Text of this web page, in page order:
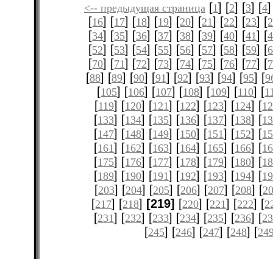
<-- предыдущая страница [1] [2] [3] [4
[16] [17] [18] [19] [20] [21] [22] [23] [
[34] [35] [36] [37] [38] [39] [40] [41] [
[52] [53] [54] [55] [56] [57] [58] [59] [
[70] [71] [72] [73] [74] [75] [76] [77] [
[88] [89] [90] [91] [92] [93] [94] [95] [
[105] [106] [107] [108] [109] [110] [
[119] [120] [121] [122] [123] [124] [
[133] [134] [135] [136] [137] [138] [
[147] [148] [149] [150] [151] [152] [
[161] [162] [163] [164] [165] [166] [
[175] [176] [177] [178] [179] [180] [
[189] [190] [191] [192] [193] [194] [
[203] [204] [205] [206] [207] [208] [
[217] [218] [219] [220] [221] [222] [
[231] [232] [233] [234] [235] [236] [
[245] [246] [247] [248] [